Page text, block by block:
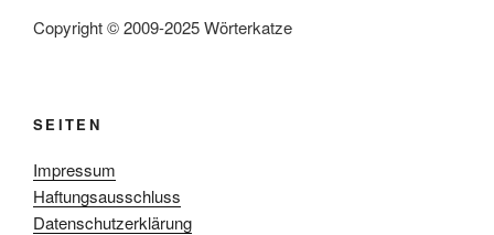
Copyright © 2009-2025 Wörterkatze
SEITEN
Impressum
Haftungsausschluss
Datenschutzerklärung